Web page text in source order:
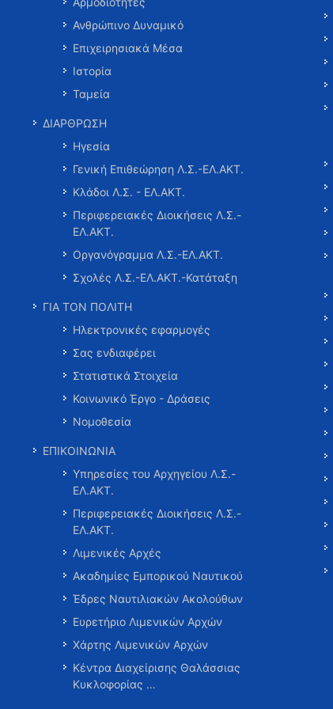
Ανθρώπινο Δυναμικό
Επιχειρησιακά Μέσα
Ιστορία
Ταμεία
ΔΙΑΡΘΡΩΣΗ
Ηγεσία
Γενική Επιθεώρηση Λ.Σ.-ΕΛ.ΑΚΤ.
Κλάδοι Λ.Σ. - ΕΛ.ΑΚΤ.
Περιφερειακές Διοικήσεις Λ.Σ.-
ΕΛ.ΑΚΤ.
Οργανόγραμμα Λ.Σ.-ΕΛ.ΑΚΤ.
Σχολές Λ.Σ.-ΕΛ.ΑΚΤ.-Κατάταξη
ΓΙΑ ΤΟΝ ΠΟΛΙΤΗ
Ηλεκτρονικές εφαρμογές
Σας ενδιαφέρει
Στατιστικά Στοιχεία
Κοινωνικό Έργο - Δράσεις
Νομοθεσία
ΕΠΙΚΟΙΝΩΝΙΑ
Υπηρεσίες του Αρχηγείου Λ.Σ.-
ΕΛ.ΑΚΤ.
Περιφερειακές Διοικήσεις Λ.Σ.-
ΕΛ.ΑΚΤ.
Λιμενικές Αρχές
Ακαδημίες Εμπορικού Ναυτικού
Έδρες Ναυτιλιακών Ακολούθων
Ευρετήριο Λιμενικών Αρχών
Χάρτης Λιμενικών Αρχών
Κέντρα Διαχείρισης Θαλάσσιας
Κυκλοφορίας …